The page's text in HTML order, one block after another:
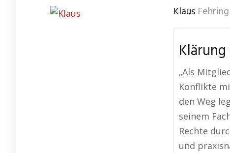
Klaus Fehring
„Als
Konflikte
den Weg
seinem
Rechte
und